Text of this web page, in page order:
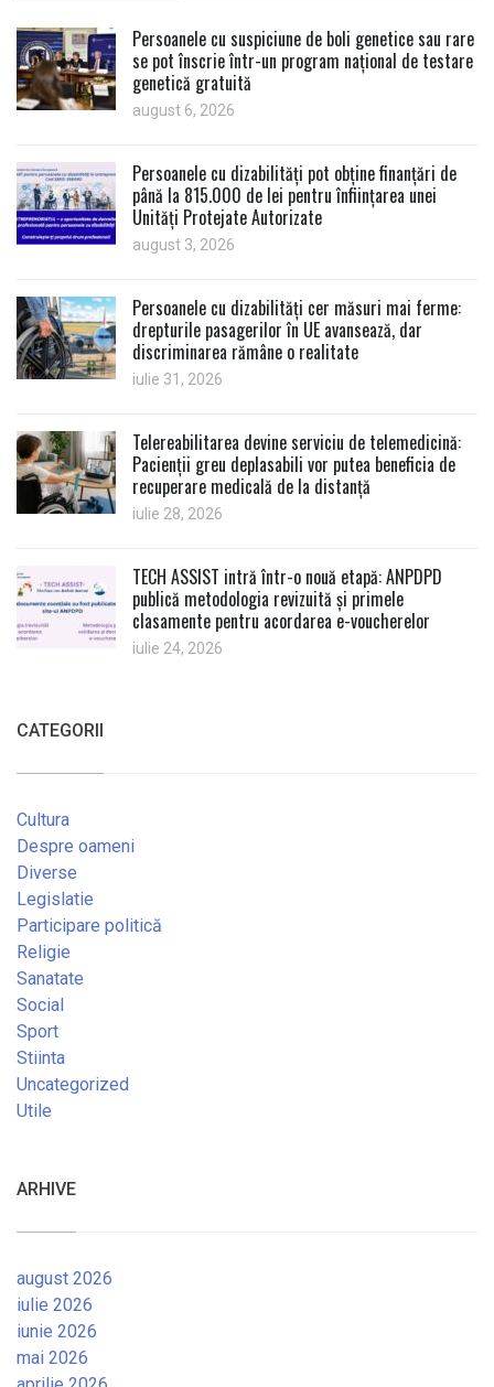
Persoanele cu suspiciune de boli genetice sau rare
se pot înscrie într-un program național de testare
genetică gratuită
august 6, 2026
Persoanele cu dizabilități pot obține finanțări de
până la 815.000 de lei pentru înființarea unei
Unități Protejate Autorizate
august 3, 2026
Persoanele cu dizabilități cer măsuri mai ferme:
drepturile pasagerilor în UE avansează, dar
discriminarea rămâne o realitate
iulie 31, 2026
Telereabilitarea devine serviciu de telemedicină:
Pacienții greu deplasabili vor putea beneficia de
recuperare medicală de la distanță
iulie 28, 2026
TECH ASSIST intră într-o nouă etapă: ANPDPD
publică metodologia revizuită și primele
clasamente pentru acordarea e-voucherelor
iulie 24, 2026
CATEGORII
Cultura
Despre oameni
Diverse
Legislatie
Participare politică
Religie
Sanatate
Social
Sport
Stiinta
Uncategorized
Utile
ARHIVE
august 2026
iulie 2026
iunie 2026
mai 2026